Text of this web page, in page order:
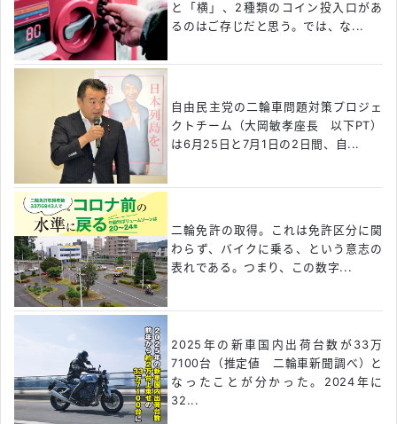
と「横」、2種類のコイン投入口があ
るのはご存じだと思う。では、な...
自由民主党の二輪車問題対策プロジェ
クトチーム（大岡敏孝座長 以下PT）
は6月25日と7月1日の2日間、自...
二輪免許の取得。これは免許区分に関
わらず、バイクに乗る、という意志の
表れである。つまり、この数字...
2025年の新車国内出荷台数が33万
7100台（推定値 二輪車新聞調べ）と
なったことが分かった。2024年に
32...